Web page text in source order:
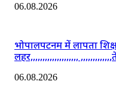
06.08.2026
भोपालपटनम में लापता
लहर,,,,,,,,,,,,,,,,,,,,
06.08.2026